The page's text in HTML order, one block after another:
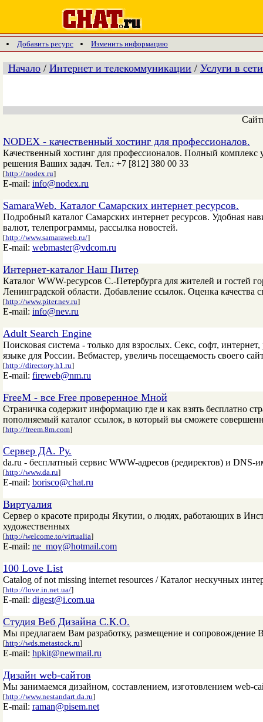
Добавить ресурс Изменить информацию
Начало / Интернет и телекоммуникации / Услуги в сети
NODEX - качественный хостинг для профессионалов.
Качественный хостинг для профессионалов. Полный
решения Ваших задач. Тел.: +7 [812] 380 00 33
[http://nodex.ru]
E-mail: info@nodex.ru
SamaraWeb. Каталог Самарских интернет ресурсов.
Подробный каталог Самарских интернет ресурсов. Удобная
валют, телепрограммы, рассылка новостей.
[http://www.samaraweb.ru/]
E-mail: webmaster@vdcom.ru
Интернет-каталог Наш Питер
Каталог WWW-ресурсов С.-Петербурга для жителей и гостей
Ленинградской области. Добавление ссылок. Оценка качества
[http://www.piter.nev.ru]
E-mail: info@nev.ru
Adult Search Engine
Поисковая система - только для взрослых. Секс, софт,
языке для России. Вебмастер, увеличь посещаемость своего
[http://directory.h1.ru]
E-mail: fireweb@nm.ru
FreeM - все Free проверенное Мной
Страничка содержит информацию где и как взять бесплатно
пополняемый каталог ссылок, в который вы сможете
[http://freem.8m.com]
Сервер ДА. Ру.
da.ru - бесплатный сервис WWW-адресов (редиректов) и DNS-
[http://www.da.ru]
E-mail: borisco@chat.ru
Виртуалия
Сервер о красоте природы Якутии, о людях, работающих в
художественных
[http://welcome.to/virtualia]
E-mail: ne_moy@hotmail.com
100 Love List
Catalog of not missing internet resources / Каталог нескучных
[http://love.in.net.ua/]
E-mail: digest@i.com.ua
Студия Веб Дизайна С.К.О.
Мы предлагаем Вам разработку, размещение и сопровождение
[http://wds.metastock.ru]
E-mail: hpkit@newmail.ru
Дизайн web-сайтов
Мы занимаемся дизайном, составлением, изготовлением web-
[http://www.nestandart.da.ru]
E-mail: raman@pisem.net